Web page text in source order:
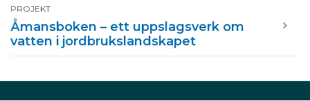
PROJEKT
Åmansboken – ett uppslagsverk om
vatten i jordbrukslandskapet